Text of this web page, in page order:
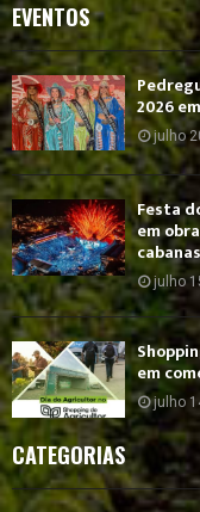
EVENTOS
2026
julho
Festa
em
julho
em
julho
CATEGORIAS